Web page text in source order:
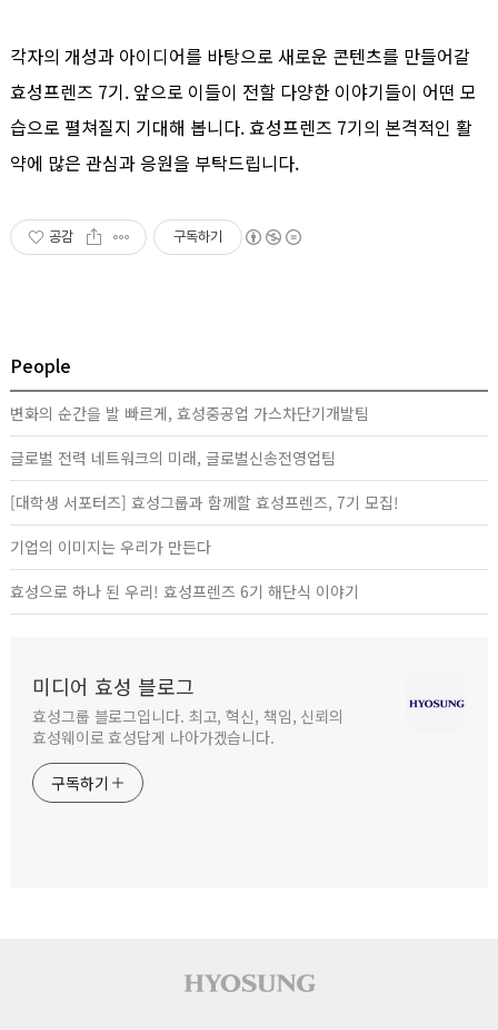
각자의 개성과 아이디어를 바탕으로 새로운 콘텐츠를 만들어갈
효성프렌즈 7기. 앞으로 이들이 전할 다양한 이야기들이 어떤 모
습으로 펼쳐질지 기대해 봅니다. 효성프렌즈 7기의 본격적인 활
약에 많은 관심과 응원을 부탁드립니다.
공감 구독하기
People
변화의 순간을 발 빠르게, 효성중공업 가스차단기개발팀
글로벌 전력 네트워크의 미래, 글로벌신송전영업팀
[대학생 서포터즈] 효성그룹과 함께할 효성프렌즈, 7기 모집!
기업의 이미지는 우리가 만든다
효성으로 하나 된 우리! 효성프렌즈 6기 해단식 이야기
미디어 효성 블로그
효성그룹 블로그입니다. 최고, 혁신, 책임, 신뢰의
효성웨이로 효성답게 나아가겠습니다.
구독하기
사이트 푸터